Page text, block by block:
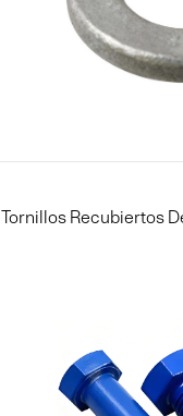
Tornillos Recubiertos